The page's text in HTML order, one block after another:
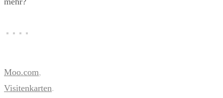
Moo.com,
Visitenkarten.